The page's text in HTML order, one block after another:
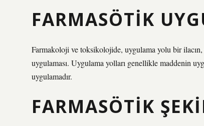
FARMASÖTIK
Farmakoloji ve toksikolojide, uygulama yolu bir ilacın,
uygulaması. Uygulama yolları genellikle maddenin
uygulamadır.
FARMASÖTIK